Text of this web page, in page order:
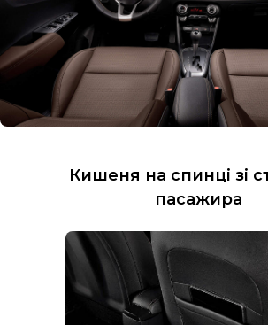
Кишеня на спинці зі
пасажира